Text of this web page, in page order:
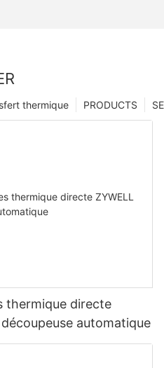
PRODUCTS
thermique
thermique directe
automatique